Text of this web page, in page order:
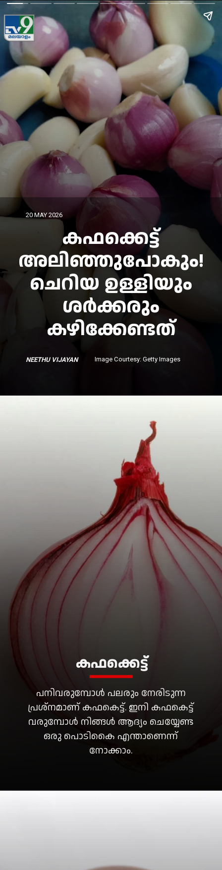
20 MAY 2026
NEETHU VIJAYAN
കഫക്കെട്ട്
അലിഞ്ഞുപോകും!
ചെറിയ ഉള്ളിയും
ശർക്കരും
കഴിക്കേണ്ടത്
Image Courtesy: Getty Images
പനിവരുമ്പോൾ പലരും നേരിടുന്ന
പ്രശ്നമാണ് കഫകെട്ട്. ഇനി കഫകെട്ട്
വരുമ്പോൾ നിങ്ങൾ ആദ്യം ചെയ്യേണ്ട
ഒരു പൊടികൈ എന്താണെന്ന്
കഫക്കെട്ട്